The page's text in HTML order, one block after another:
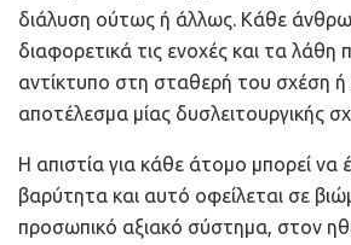
διάλυση ούτως ή άλλως. Κάθε
διαφορετικά τις ενοχές και τα λάθη
αντίκτυπο στη σταθερή του σχέση ή
αποτέλεσμα μίας δυσλειτουργικής
Η απιστία για κάθε άτομο μπορεί να
βαρύτητα και αυτό οφείλεται σε
προσωπικό αξιακό σύστημα, στον